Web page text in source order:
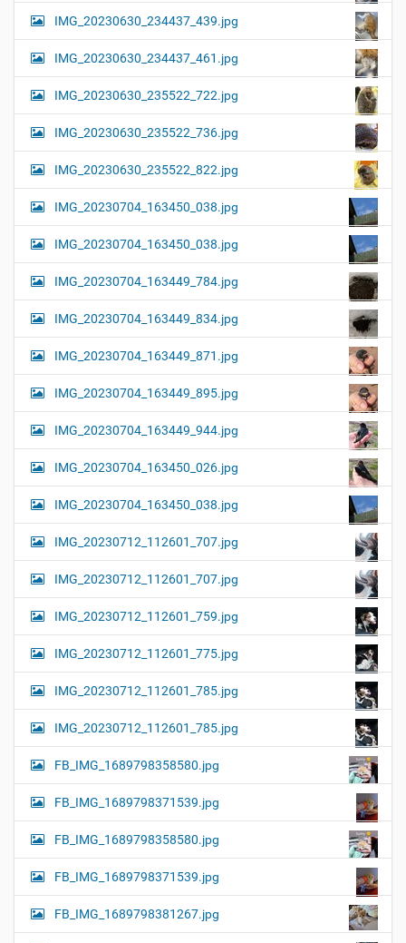
IMG_20230630_234437_439.jpg
IMG_20230630_234437_461.jpg
IMG_20230630_235522_722.jpg
IMG_20230630_235522_736.jpg
IMG_20230630_235522_822.jpg
IMG_20230704_163450_038.jpg
IMG_20230704_163450_038.jpg
IMG_20230704_163449_784.jpg
IMG_20230704_163449_834.jpg
IMG_20230704_163449_871.jpg
IMG_20230704_163449_895.jpg
IMG_20230704_163449_944.jpg
IMG_20230704_163450_026.jpg
IMG_20230704_163450_038.jpg
IMG_20230712_112601_707.jpg
IMG_20230712_112601_707.jpg
IMG_20230712_112601_759.jpg
IMG_20230712_112601_775.jpg
IMG_20230712_112601_785.jpg
IMG_20230712_112601_785.jpg
FB_IMG_1689798358580.jpg
FB_IMG_1689798371539.jpg
FB_IMG_1689798358580.jpg
FB_IMG_1689798371539.jpg
FB_IMG_1689798381267.jpg